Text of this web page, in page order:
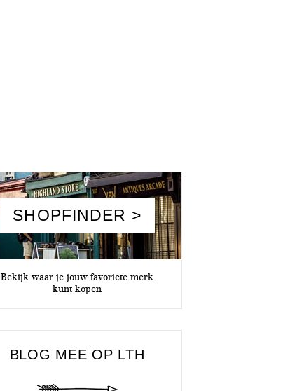
SHOPFINDER >
Bekijk waar je jouw favoriete merk
kunt kopen
BLOG MEE OP LTH